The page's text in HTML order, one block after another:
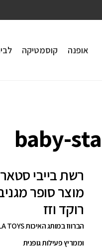
אופנה קוסמטיקה
baby-
רשת בייבי
מוצר סופר
רוקד וזז
וממריץ פעילות גופנית